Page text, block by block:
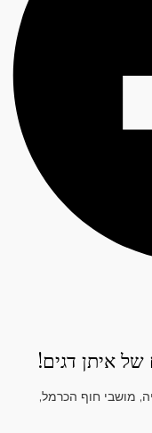
איתן דגים!
מושבי חוף הכרמל,